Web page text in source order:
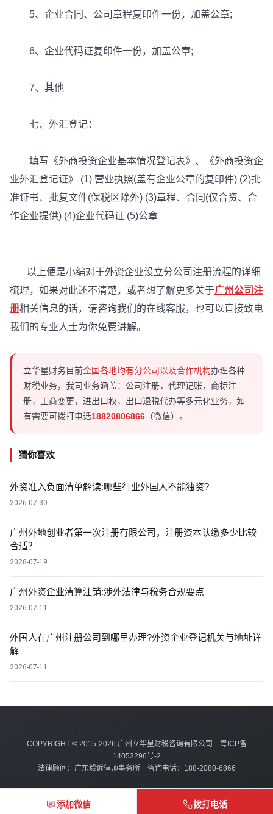
5、企业合同、公司章程复印件一份，加盖公章;
6、企业代码证复印件一份，加盖公章;
7、其他
七、外汇登记：
填写《外商投资企业基本情况登记表》、《外商投资企
业外汇登记证》 (1) 营业执照(盖有企业公章的复印件) (2)批
准证书、批复文件(保税区除外) (3)章程、合同(仅合资、合
作企业提供) (4)企业代码证 (5)公章
以上便是小编对于外资企业设立分公司注册流程的详细
梳理，如果对此还不清楚，或者想了解更多关于广州公司注
册相关信息的话，请咨询我们的在线客服，也可以直接致电
我们的专业人士为你免费讲解。
立华星财务目前全国各地均有分公司以及合作机构办理各种
财税业务，我司业务涵盖：公司注册，代理记账，商标注
册，工商变更，进出口权，出口退税代办等多元化业务，如
有需要可拨打电话18820806866 （微信）。
猜你喜欢
外资准入负面清单解读:哪些行业外国人不能独资?
2026-07-30
广州外地创业者第一次注册有限公司，注册资本认缴多少比较
合适？
2026-07-19
广州外资企业清算注销:涉外法律与税务合规要点
2026-07-11
外国人在广州注册公司到哪里办理?外资企业登记机关与地址详
解
2026-07-11
COPYRIGHT © 2015-2026 广州立华星财税咨询有限公司 粤ICP备
14053296号-2
法律顾问：广东毅诉律师事务所 咨询电话：188-2080-6866
添加微信 拨打电话